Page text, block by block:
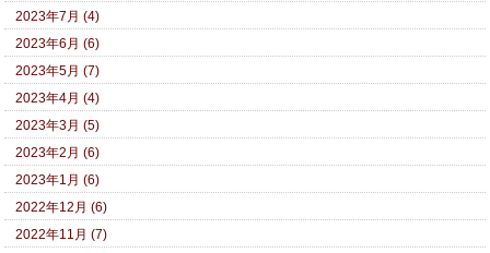
2023年7月 (4)
2023年6月 (6)
2023年5月 (7)
2023年4月 (4)
2023年3月 (5)
2023年2月 (6)
2023年1月 (6)
2022年12月 (6)
2022年11月 (7)